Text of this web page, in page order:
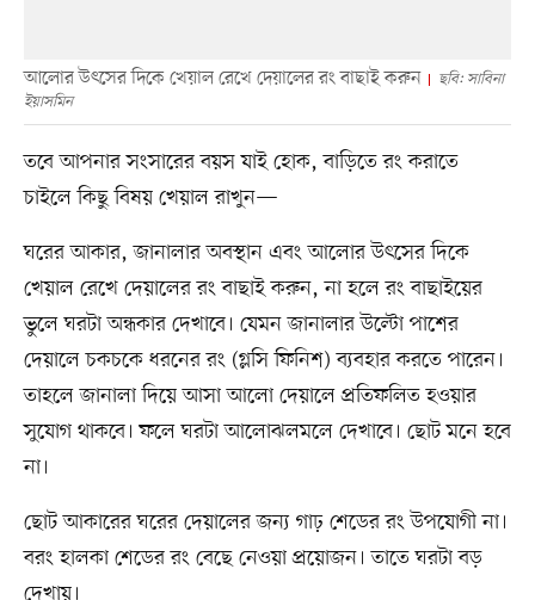
আলোর উৎসের দিকে খেয়াল রেখে দেয়ালের রং বাছাই করুন
ছবি: সাবিনা
ইয়াসমিন
তবে আপনার সংসারের বয়স যাই হোক, বাড়িতে রং করাতে
চাইলে কিছু বিষয় খেয়াল রাখুন—
ঘরের আকার, জানালার অবস্থান এবং আলোর উৎসের দিকে
খেয়াল রেখে দেয়ালের রং বাছাই করুন, না হলে রং বাছাইয়ের
ভুলে ঘরটা অন্ধকার দেখাবে। যেমন জানালার উল্টো পাশের
দেয়ালে চকচকে ধরনের রং (গ্লসি ফিনিশ) ব্যবহার করতে পারেন।
তাহলে জানালা দিয়ে আসা আলো দেয়ালে প্রতিফলিত হওয়ার
সুযোগ থাকবে। ফলে ঘরটা আলোঝলমলে দেখাবে। ছোট মনে হবে
না।
ছোট আকারের ঘরের দেয়ালের জন্য গাঢ় শেডের রং উপযোগী না।
বরং হালকা শেডের রং বেছে নেওয়া প্রয়োজন। তাতে ঘরটা বড়
দেখায়।